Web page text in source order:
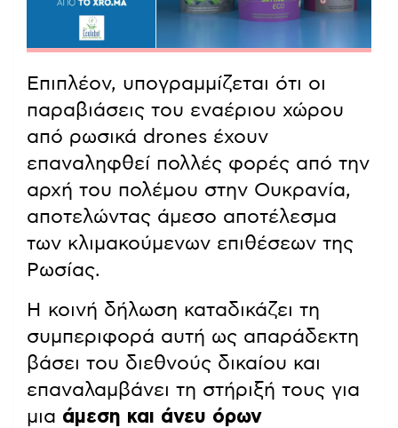
Επιπλέον, υπογραμμίζεται ότι οι
παραβιάσεις του εναέριου χώρου
από ρωσικά drones έχουν
επαναληφθεί πολλές φορές από την
αρχή του πολέμου στην Ουκρανία,
αποτελώντας άμεσο αποτέλεσμα
των κλιμακούμενων επιθέσεων της
Ρωσίας.
Η κοινή δήλωση καταδικάζει τη
συμπεριφορά αυτή ως απαράδεκτη
βάσει του διεθνούς δικαίου και
επαναλαμβάνει τη στήριξή τους για
μια άμεση και άνευ όρων